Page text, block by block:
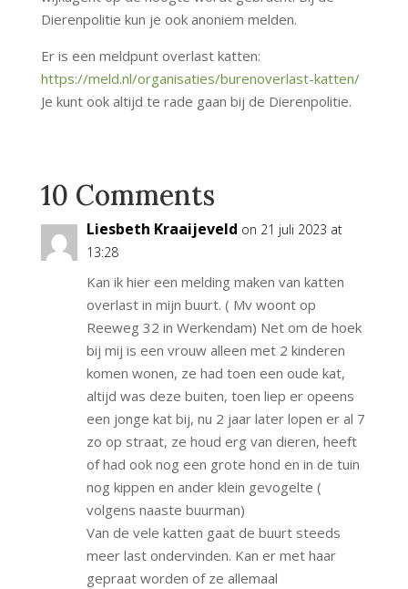
Dierenpolitie kun je ook anoniem melden.
Er is een meldpunt overlast katten:
https://meld.nl/organisaties/burenoverlast-katten/
Je kunt ook altijd te rade gaan bij de Dierenpolitie.
10 Comments
Liesbeth Kraaijeveld on 21 juli 2023 at
13:28
Kan ik hier een melding maken van katten
overlast in mijn buurt. ( Mv woont op
Reeweg 32 in Werkendam) Net om de hoek
bij mij is een vrouw alleen met 2 kinderen
komen wonen, ze had toen een oude kat,
altijd was deze buiten, toen liep er opeens
een jonge kat bij, nu 2 jaar later lopen er al 7
zo op straat, ze houd erg van dieren, heeft
of had ook nog een grote hond en in de tuin
nog kippen en ander klein gevogelte (
volgens naaste buurman)
Van de vele katten gaat de buurt steeds
meer last ondervinden. Kan er met haar
gepraat worden of ze allemaal